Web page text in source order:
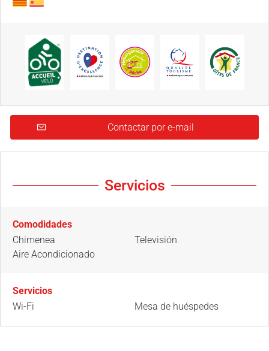
Contactar por e-mail
Servicios
Comodidades
Chimenea
Aire Acondicionado
Televisión
Servicios
Wi-Fi
Mesa de huéspedes